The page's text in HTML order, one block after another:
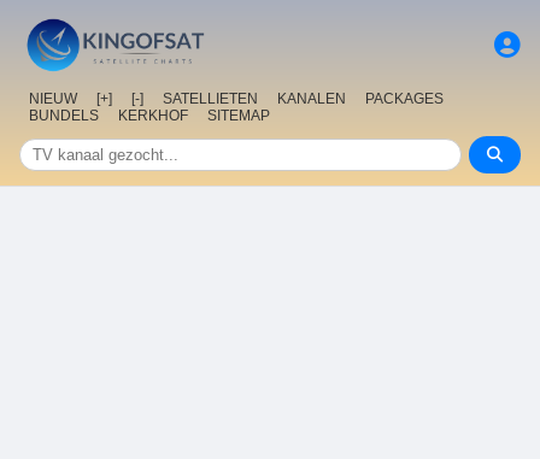
NIEUW [+] [-] SATELLIETEN KANALEN
PACKAGES
BUNDELS
KERKHOF SITEMAP